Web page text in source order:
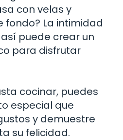
con velas y
fondo? La intimidad
puede crear un
para disfrutar
cocinar, puedes
especial que
y demuestre
su felicidad.